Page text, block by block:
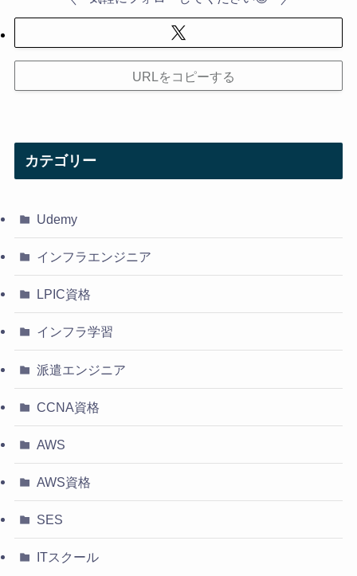
URLをコピーする
カテゴリー
Udemy
インフラエンジニア
LPIC資格
インフラ学習
派遣エンジニア
CCNA資格
AWS
AWS資格
SES
ITスクール